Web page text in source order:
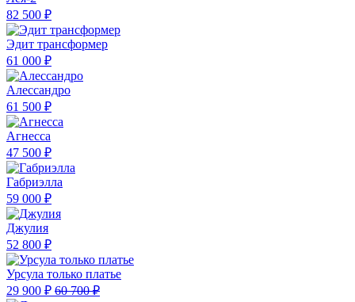
82 500 ₽
Эдит трансформер
61 000 ₽
Алессандро
61 500 ₽
Агнесса
47 500 ₽
Габриэлла
59 000 ₽
Джулия
52 800 ₽
Урсула только платье
29 900 ₽ 60 700 ₽